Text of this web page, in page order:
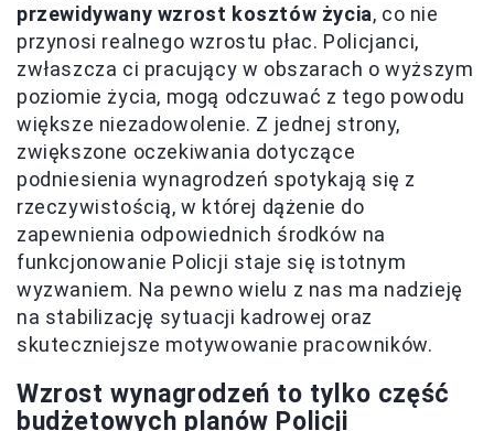
przewidywany wzrost kosztów życia, co nie
przynosi realnego wzrostu płac. Policjanci,
zwłaszcza ci pracujący w obszarach o wyższym
poziomie życia, mogą odczuwać z tego powodu
większe niezadowolenie. Z jednej strony,
zwiększone oczekiwania dotyczące
podniesienia wynagrodzeń spotykają się z
rzeczywistością, w której dążenie do
zapewnienia odpowiednich środków na
funkcjonowanie Policji staje się istotnym
wyzwaniem. Na pewno wielu z nas ma nadzieję
na stabilizację sytuacji kadrowej oraz
skuteczniejsze motywowanie pracowników.
Wzrost wynagrodzeń to tylko część
budżetowych planów Policji